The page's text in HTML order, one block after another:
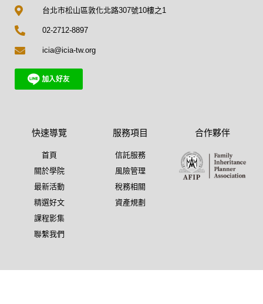
台北市松山區敦化北路307號10樓之1
02-2712-8897
icia@icia-tw.org
快速導覽
首頁
關於學院
最新活動
精選好文
課程影集
聯繫我們
服務項目
信託服務
風險管理
稅務相關
資產規劃
合作夥伴